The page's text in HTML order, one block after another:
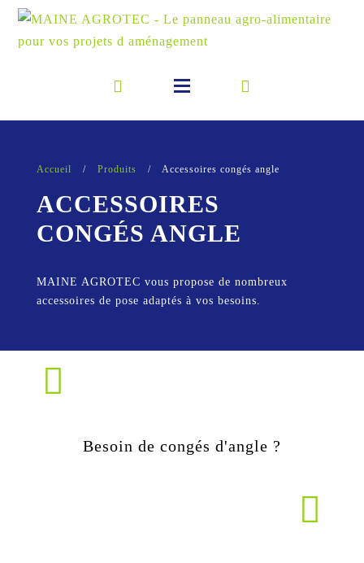
Accueil / Produits / Accessoires congés angle
ACCESSOIRES
CONGÉS ANGLE
MAINE AGROTEC vous propose de nombreux
accessoires de pose adaptés à vos besoins.
Besoin de congés d'angle ?